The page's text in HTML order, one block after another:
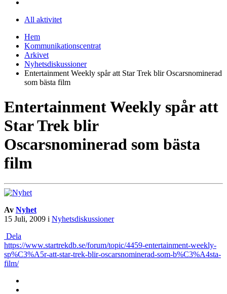
All aktivitet
Hem
Kommunikationscentrat
Arkivet
Nyhetsdiskussioner
Entertainment Weekly spår att Star Trek blir Oscarsnominerad
som bästa film
Entertainment Weekly spår att
Star Trek blir
Oscarsnominerad som bästa
film
Av Nyhet
15 Juli, 2009 i Nyhetsdiskussioner
Dela
https://www.startrekdb.se/forum/topic/4459-entertainment-weekly-
sp%C3%A5r-att-star-trek-blir-oscarsnominerad-som-b%C3%A4sta-
film/